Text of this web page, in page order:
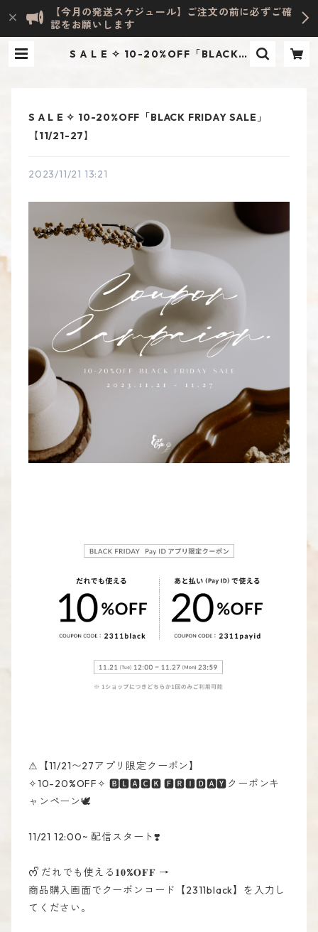
【今月の発送スケジュール】ご注文の前に必ずご確
認をお願いします
S A L E ✧ 10-20%OFF「BLACK F
S A L E ✧ 10-20%OFF「BLACK FRIDAY SALE」
【11/21-27】
2023/11/21 13:21
⚠︎【11/21〜27アプリ限定クーポン】
✧10-20%OFF✧ 🅱🅻🅰🅲🅺 🅵🆁🅸🅳🅰🆈クーポンキ
ャンペーン🕊
11/21 12:00~ 配信スタート❣️
ᰔᩚ だれでも使える𝟏𝟎%𝐎𝐅𝐅 →
商品購入画面でクーポンコード【2311black】を入力し
てください。